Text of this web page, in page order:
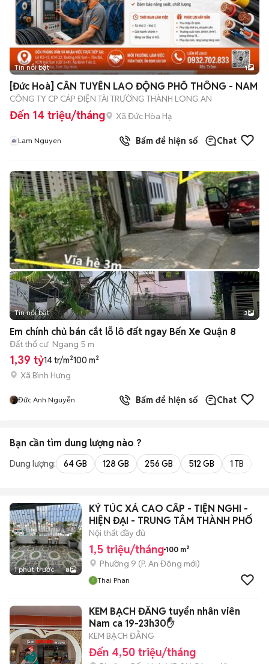
Tin nổi bật 1
[Đức Hoà] CẦN TUYỂN LAO ĐỘNG PHỔ THÔNG - NAM
CÔNG TY CP CÁP ĐIỆN TÀI TRƯỜNG THÀNH LONG AN
Đến 14 triệu/tháng Xã Đức Hòa Hạ
Lam Nguyen Bấm để hiện số Chat
Tin nổi bật 3
Em chính chủ bán cắt lỗ lô đất ngay Bến Xe Quận 8
Đất thổ cư Ngang 5 m
1,39 tỷ14 tr/m²100 m²
Xã Bình Hưng
Đức Anh Nguyễn Bấm để hiện số Chat
Bạn cần tìm dung lượng nào ?
Dung lượng: 64 GB 128 GB 256 GB 512 GB 1 TB
1 phút trước 8
KÝ TÚC XÁ CAO CẤP - TIỆN NGHI -
HIỆN ĐẠI - TRUNG TÂM THÀNH PHỐ
Nội thất đầy đủ
1,5 triệu/tháng 100 m²
Phường 9 (P. An Đông mới)
Thai Phan
KEM BẠCH ĐẰNG tuyển nhân viên
Nam ca 19-23h30✋
KEM BẠCH ĐẰNG
Đến 4,50 triệu/tháng